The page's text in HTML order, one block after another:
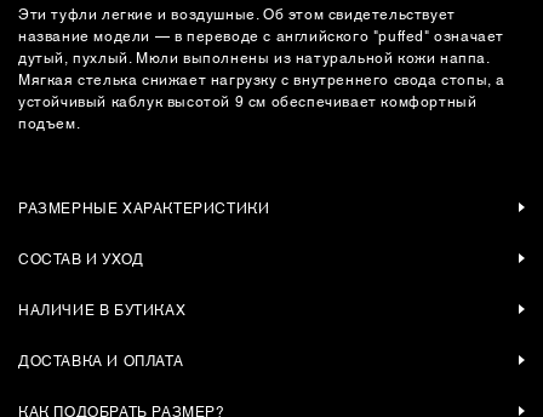
Эти туфли легкие и воздушные. Об этом свидетельствует
название модели — в переводе с английского "puffed" означает
дутый, пухлый. Мюли выполнены из натуральной кожи наппа.
Мягкая стелька снижает нагрузку с внутреннего свода стопы, а
устойчивый каблук высотой 9 см обеспечивает комфортный
подъем.
РАЗМЕРНЫЕ ХАРАКТЕРИСТИКИ
СОСТАВ И УХОД
НАЛИЧИЕ В БУТИКАХ
ДОСТАВКА И ОПЛАТА
КАК ПОДОБРАТЬ РАЗМЕР?